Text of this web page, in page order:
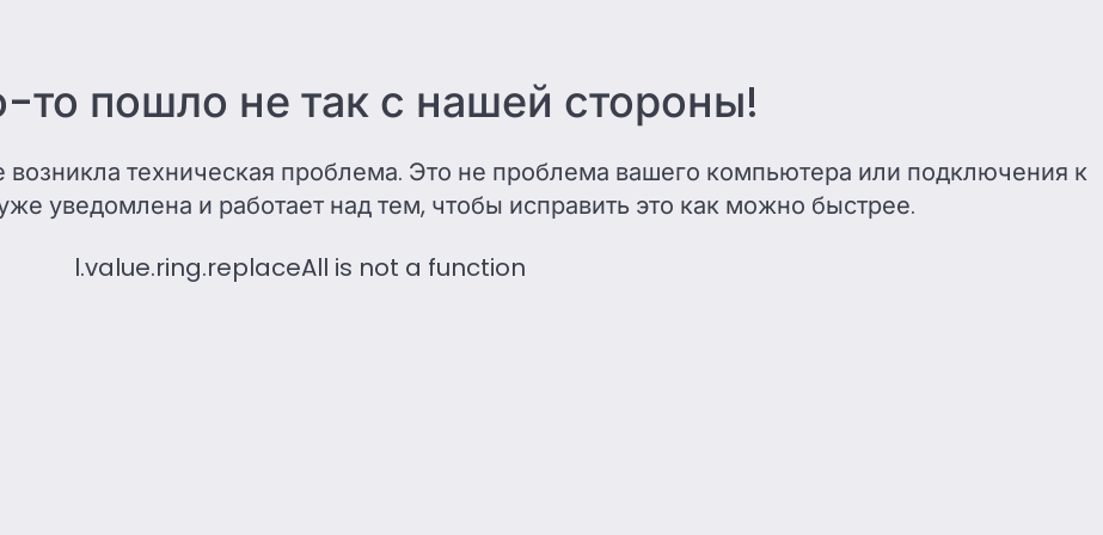
то пошло не так с нашей стороны!
техническая проблема. Это не проблема вашего компьютера или подключения к
уведомлена и работает над тем, чтобы исправить это как можно быстрее.
l.value.ring.replaceAll is not a function